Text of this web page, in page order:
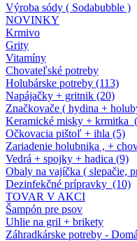
Výroba sódy ( Sodabubble )
NOVINKY
Krmivo
Grity
Vitamíny
Chovateľské potreby
Holubárske potreby (113)
Napájačky + gritnik (20)
Značkovače ( hydina +
Keramické misky + krmitka
Očkovacia pištoľ + ihla (5)
Zariadenie holubnika , +
Vedrá + spojky + hadica (9)
Obaly na vajíčka ( slepačie,
Dezinfekčné prípravky (10)
TOVAR V AKCI
Šampón pre psov
Uhlie na gril + brikety
Záhradkárske potreby -